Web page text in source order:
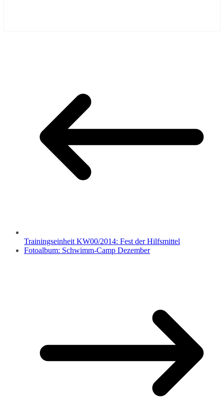
Trainingseinheit KW00/2014: Fest der Hilfsmittel
Fotoalbum: Schwimm-Camp Dezember